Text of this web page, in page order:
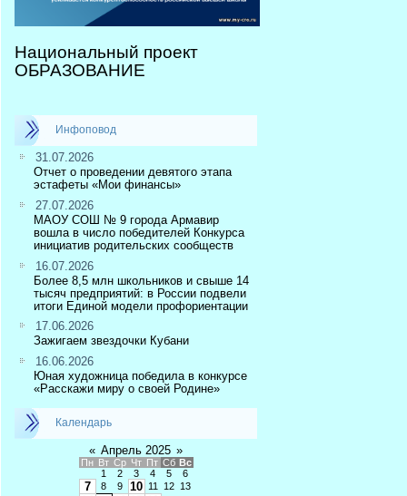
Национальный проект
ОБРАЗОВАНИЕ
Инфоповод
31.07.2026
Отчет о проведении девятого этапа
эстафеты «Мои финансы»
27.07.2026
МАОУ СОШ № 9 города Армавир
вошла в число победителей Конкурса
инициатив родительских сообществ
16.07.2026
Более 8,5 млн школьников и свыше 14
тысяч предприятий: в России подвели
итоги Единой модели профориентации
17.06.2026
Зажигаем звездочки Кубани
16.06.2026
Юная художница победила в конкурсе
«Расскажи миру о своей Родине»
Календарь
« Апрель 2025 »
Пн Вт Ср Чт Пт Сб Вс
1
2 3 4 5 6
7 8 9 10 11 12 13